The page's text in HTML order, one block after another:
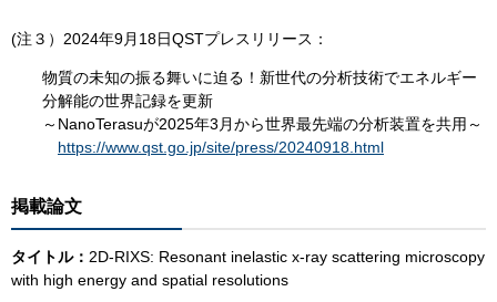
(注３）2024年9月18日QSTプレスリリース：
物質の未知の振る舞いに迫る！新世代の分析技術でエネルギー
分解能の世界記録を更新
～NanoTerasuが2025年3月から世界最先端の分析装置を共用～
https://www.qst.go.jp/site/press/20240918.html
掲載論文
タイトル： 2D-RIXS: Resonant inelastic x-ray scattering microscopy
with high energy and spatial resolutions